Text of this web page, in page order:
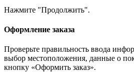
Нажмите "Продолжить".
Оформление заказа
Проверьте правильность ввода
выбор местоположения, данные о
кнопку «Оформить заказ».